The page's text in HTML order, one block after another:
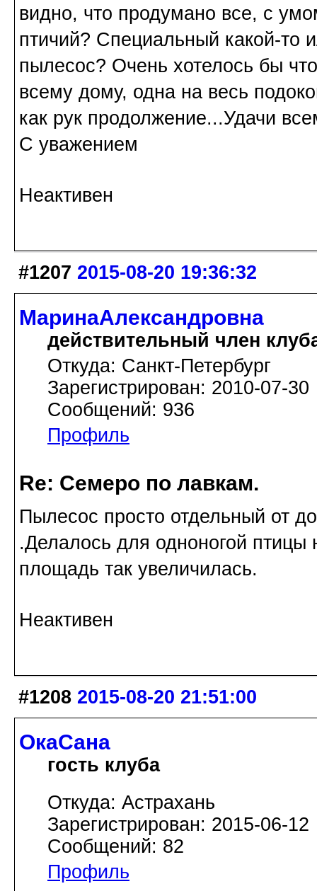
видно, что продумано все, с
птичий? Специальный какой-то
пылесос? Очень хотелось бы
всему дому, одна на весь
как рук продолжение...Удачи
С уважением
Неактивен
#1207 2015-08-20 19:36:32
МаринаАлександровна
действительный член
Откуда: Cанкт-Петербург
Зарегистрирован: 2010-07-30
Сообщений: 936
Профиль
Re: Семеро по лавкам.
Пылесос просто отдельный от
.Делалось для одноногой
площадь так увеличилась.
Неактивен
#1208 2015-08-20 21:51:00
ОкаСана
гость клуба
Откуда: Астрахань
Зарегистрирован: 2015-06-12
Сообщений: 82
Профиль